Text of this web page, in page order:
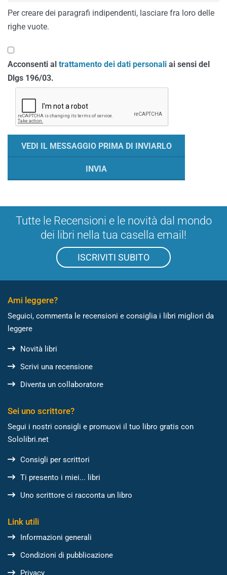
Per creare dei paragrafi indipendenti, lasciare fra loro delle
righe vuote.
Acconsenti al trattamento dei dati personali ai sensi del
Dlgs 196/03.
Tutte le Recensioni e le novità dal mondo
dei libri nella tua casella email!
ISCRIVITI SUBITO
Ami leggere?
Seguici, commenta le recensioni e consiglia i libri migliori da
leggere
Novità libri
Scrivi una recensione
Diventa un collaboratore
Sei uno scrittore?
Segui i nostri consigli e promuovi il tuo libro gratis con
Sololibri.net
Consigli per scrittori
Ti presento i miei... libri
Uno scrittore ci racconta un libro
Link utili
Informazioni generali
Condizioni di pubblicazione
Privacy